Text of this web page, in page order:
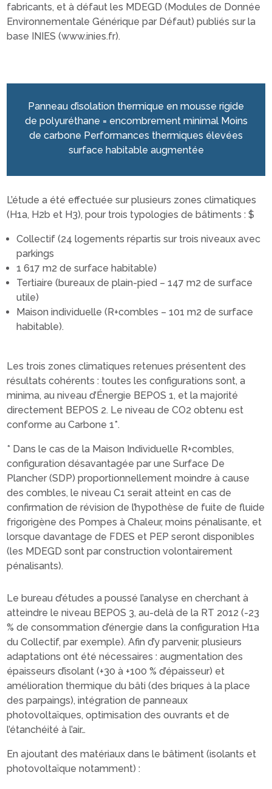
fabricants, et à défaut les MDEGD (Modules de Donnée
Environnementale Générique par Défaut) publiés sur la
base INIES (www.inies.fr).
Panneau d’isolation thermique en mousse rigide
de polyuréthane = encombrement minimal Moins
de carbone Performances thermiques élevées
surface habitable augmentée
L’étude a été effectuée sur plusieurs zones climatiques
(H1a, H2b et H3), pour trois typologies de bâtiments : $
Collectif (24 logements répartis sur trois niveaux avec
parkings
1 617 m2 de surface habitable)
Tertiaire (bureaux de plain-pied – 147 m2 de surface
utile)
Maison individuelle (R+combles – 101 m2 de surface
habitable).
Les trois zones climatiques retenues présentent des
résultats cohérents : toutes les configurations sont, a
minima, au niveau d’Énergie BEPOS 1, et la majorité
directement BEPOS 2. Le niveau de CO2 obtenu est
conforme au Carbone 1*.
* Dans le cas de la Maison Individuelle R+combles,
configuration désavantagée par une Surface De
Plancher (SDP) proportionnellement moindre à cause
des combles, le niveau C1 serait atteint en cas de
confirmation de révision de l’hypothèse de fuite de fluide
frigorigène des Pompes à Chaleur, moins pénalisante, et
lorsque davantage de FDES et PEP seront disponibles
(les MDEGD sont par construction volontairement
pénalisants).
Le bureau d’études a poussé l’analyse en cherchant à
atteindre le niveau BEPOS 3, au-delà de la RT 2012 (-23
% de consommation d’énergie dans la configuration H1a
du Collectif, par exemple). Afin d’y parvenir, plusieurs
adaptations ont été nécessaires : augmentation des
épaisseurs d’isolant (+30 à +100 % d’épaisseur) et
amélioration thermique du bâti (des briques à la place
des parpaings), intégration de panneaux
photovoltaïques, optimisation des ouvrants et de
l’étanchéité à l’air…
En ajoutant des matériaux dans le bâtiment (isolants et
photovoltaïque notamment) :